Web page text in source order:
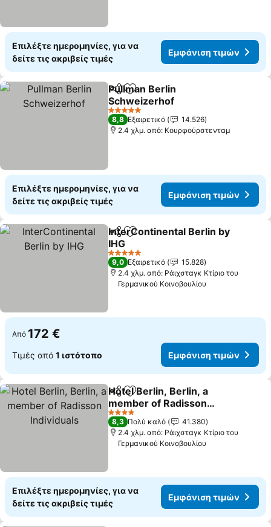
Επιλέξτε ημερομηνίες, για να
δείτε τις ακριβείς τιμές
Εμφάνιση τιμών
Κοινοποίηση
Προσθήκη στα αγαπημένα
Pullman Berlin
Schweizerhof
Εμφάνιση τιμών
5 Αστέρια
8,8 Εξαιρετικό
14.526
2.4 χλμ. από: Κουρφούρστενταμ
Επιλέξτε ημερομηνίες, για να
δείτε τις ακριβείς τιμές
Εμφάνιση τιμών
Κοινοποίηση
Προσθήκη στα αγαπημένα
InterContinental Berlin by
IHG
Εμφάνιση τιμών
5 Αστέρια
9,0 Εξαιρετικό
15.828
2.4 χλμ. από: Ράιχσταγκ Κτίριο του
Γερμανικού Κοινοβουλίου
Από 172 €
Τιμές από 1 ιστότοπο Εμφάνιση τιμών
Κοινοποίηση
Προσθήκη στα αγαπημένα
Hotel Berlin, Berlin, a
member of Radisson
Individuals
Εμφάνιση τιμών
4 Αστέρια
8,3 Πολύ καλό
41.380
2.4 χλμ. από: Ράιχσταγκ Κτίριο του
Γερμανικού Κοινοβουλίου
Επιλέξτε ημερομηνίες, για να
δείτε τις ακριβείς τιμές
Εμφάνιση τιμών